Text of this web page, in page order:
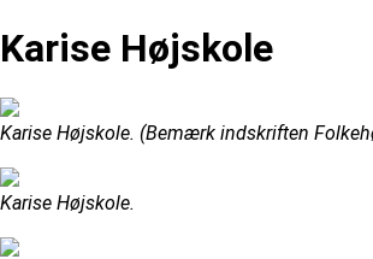
Karise Højskole
Karise Højskole. (Bemærk indskriften
Karise Højskole.